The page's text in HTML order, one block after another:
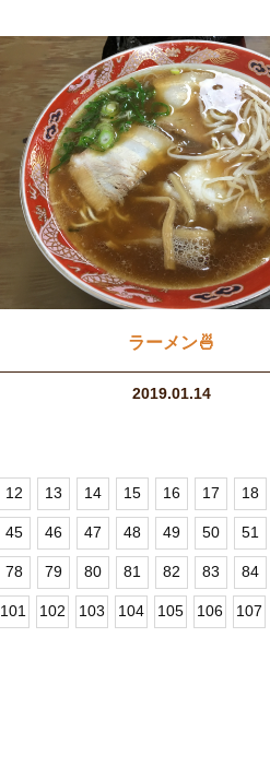
ラーメン🍜
2019.01.14
12 13 14 15 16 17 18
45 46 47 48 49 50 51
78 79 80 81 82 83 84
101 102 103 104 105 106 107